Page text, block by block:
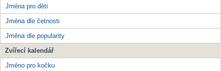
Jména pro děti
Jména dle četnosti
Jména dle popularity
Zvířecí kalendář
Jméno pro kočku